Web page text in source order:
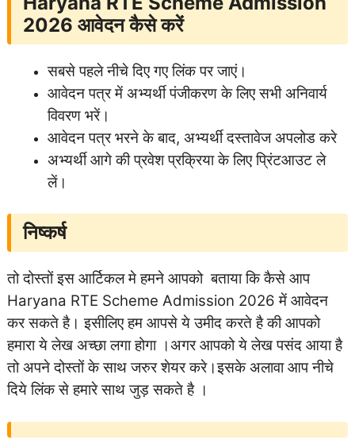
2026 आवेदन कैसे करें
सबसे पहले नीचे दिए गए लिंक पर जाएं।
आवेदन पत्र में अभ्यर्थी पंजीकरण के लिए सभी अनिवार्य
विवरण भरें।
आवेदन पत्र भरने के बाद, अभ्यर्थी दस्तावेज अपलोड करे
अभ्यर्थी आगे की प्रवेश प्रक्रिया के लिए प्रिंटआउट ले
लें।
निष्कर्ष
तो दोस्तों इस आर्टिकल मे हमने आपको बताया कि कैसे आप
Haryana RTE Scheme Admission 2026 में आवेदन
कर सकते है। इसीलिए हम आपसे ये उमीद करते है की आपको
हमारा ये लेख अच्छा लगा होगा ।अगर आपको ये लेख पसंद आया है
तो अपने दोस्तों के साथ जरुर शेयर करे।इसके अलावा आप नीचे
दिये लिंक से हमारे साथ जुड़ सकते है ।